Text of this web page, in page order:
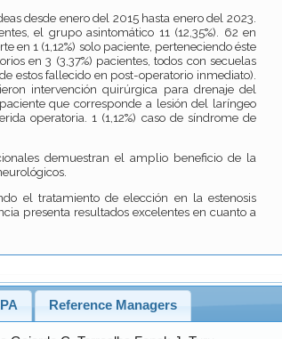
desde enero del 2015 hasta enero del 2023.
el grupo asintomático 11 (12,35%). 62 en
en 1 (1,12%) solo paciente, perteneciendo éste
en 3 (3,37%) pacientes, todos con secuelas
estos fallecido en post-operatorio inmediato).
intervención quirúrgica para drenaje del
que corresponde a lesión del laríngeo
operatoria. 1 (1,12%) caso de síndrome de
demuestran el amplio beneficio de la
el tratamiento de elección en la estenosis
presenta resultados excelentes en cuanto a
Reference Managers